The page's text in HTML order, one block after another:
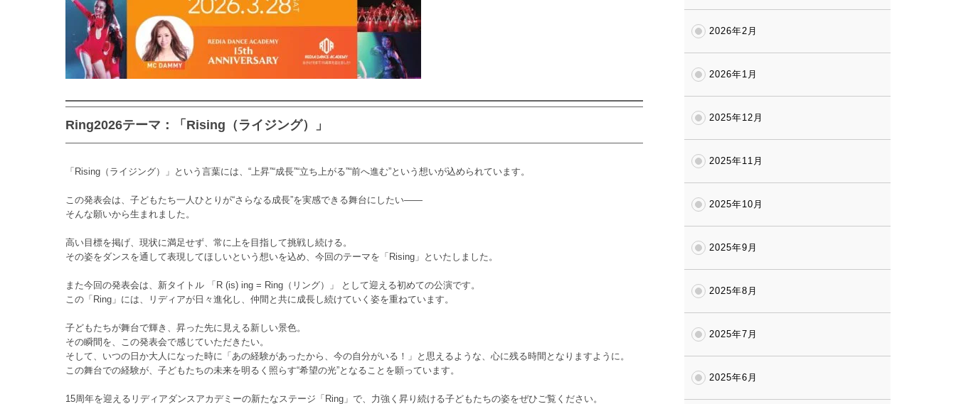
Ring2026テーマ：「Rising（ライジング）」
「Rising（ライジング）」という言葉には、“上昇”“成長”“立ち上がる”“前へ進む”という想いが込められています。
この発表会は、子どもたち一人ひとりが“さらなる成長”を実感できる舞台にしたい――
そんな願いから生まれました。
高い目標を掲げ、現状に満足せず、常に上を目指して挑戦し続ける。
その姿をダンスを通して表現してほしいという想いを込め、今回のテーマを「Rising」といたしました。
また今回の発表会は、新タイトル 「R (is) ing = Ring（リング）」 として迎える初めての公演です。
この「Ring」には、リディアが日々進化し、仲間と共に成長し続けていく姿を重ねています。
子どもたちが舞台で輝き、昇った先に見える新しい景色。
その瞬間を、この発表会で感じていただきたい。
そして、いつの日か大人になった時に「あの経験があったから、今の自分がいる！」と思えるような、心に残る時間となりますように。
この舞台での経験が、子どもたちの未来を明るく照らす“希望の光”となることを願っています。
15周年を迎えるリディアダンスアカデミーの新たなステージ「Ring」で、力強く昇り続ける子どもたちの姿をぜひご覧ください。
2026年2月
2026年1月
2025年12月
2025年11月
2025年10月
2025年9月
2025年8月
2025年7月
2025年6月